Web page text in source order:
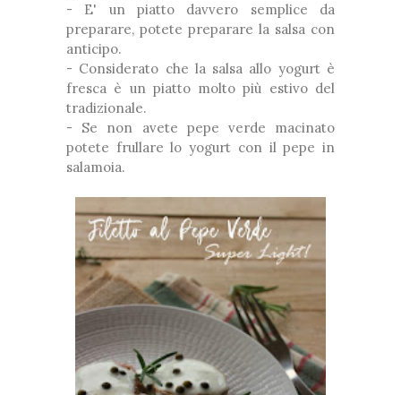
- E' un piatto davvero semplice da
preparare, potete preparare la salsa con
anticipo.
- Considerato che la salsa allo yogurt è
fresca è un piatto molto più estivo del
tradizionale.
- Se non avete pepe verde macinato
potete frullare lo yogurt con il pepe in
salamoia.